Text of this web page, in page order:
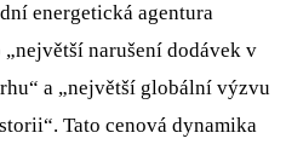
energetická agentura
narušení dodávek v
a „největší globální výzvu
Tato cenová dynamika